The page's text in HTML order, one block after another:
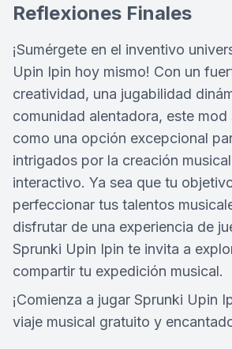
Reflexiones Finales
¡Sumérgete en el inventivo
Upin Ipin hoy mismo! Con un
creatividad, una jugabilidad
comunidad alentadora, este mod
como una opción excepcional
intrigados por la creación
interactivo. Ya sea que tu
perfeccionar tus talentos
disfrutar de una experiencia de
Sprunki Upin Ipin te invita a
compartir tu expedición musical.
¡Comienza a jugar Sprunki Upin
viaje musical gratuito y